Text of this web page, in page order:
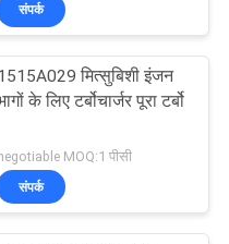
89
संपर्क
मित्सुबिशी इंजन
के लिए टर्बोचार्जर पूरा टर्बो
MOQ:1 पीसी
संपर्क